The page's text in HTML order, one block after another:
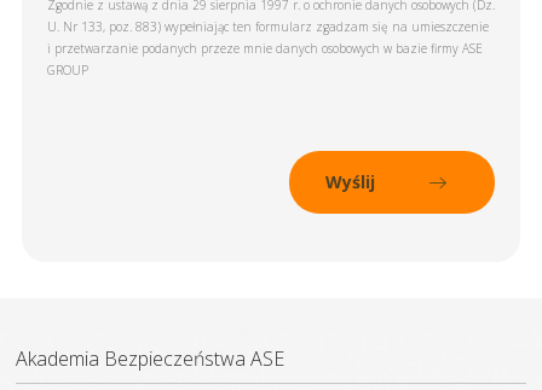
Zgodnie z ustawą z dnia 29 sierpnia 1997 r. o ochronie danych osobowych (Dz.
U. Nr 133, poz. 883) wypełniając ten formularz zgadzam się na umieszczenie
i przetwarzanie podanych przeze mnie danych osobowych w bazie firmy ASE
GROUP
Akademia Bezpieczeństwa ASE